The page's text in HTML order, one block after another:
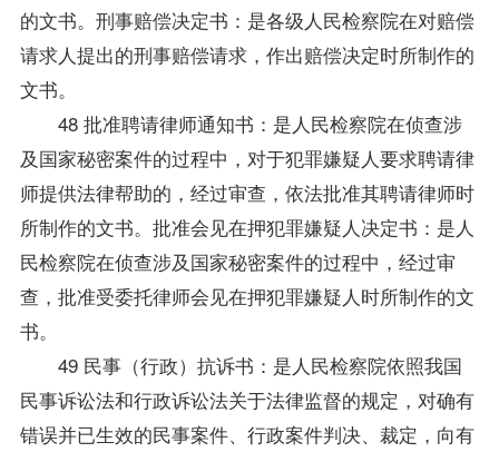
的文书。刑事赔偿决定书：是各级人民检察院在对赔偿
请求人提出的刑事赔偿请求，作出赔偿决定时所制作的
文书。
48 批准聘请律师通知书：是人民检察院在侦查涉
及国家秘密案件的过程中，对于犯罪嫌疑人要求聘请律
师提供法律帮助的，经过审查，依法批准其聘请律师时
所制作的文书。批准会见在押犯罪嫌疑人决定书：是人
民检察院在侦查涉及国家秘密案件的过程中，经过审
查，批准受委托律师会见在押犯罪嫌疑人时所制作的文
书。
49 民事（行政）抗诉书：是人民检察院依照我国
民事诉讼法和行政诉讼法关于法律监督的规定，对确有
错误并已生效的民事案件、行政案件判决、裁定，向有